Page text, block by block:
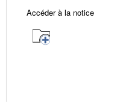
Accéder à la notice